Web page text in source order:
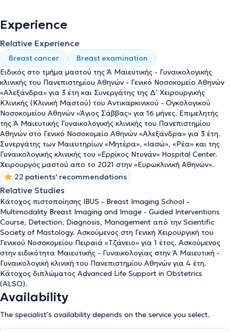
Μαιευτική - Γυναικολογική κλινική του Πανεπιστημίου Αθηνών στο
Μαστού, στο ίδιο νοσοκομείο. Υπηρέτησε ως ειδικευμένος
χειρουργός μαστού στο τμήμα Μαστού της Α’ Μαιευτικής -
Γυναικολογικής κλινικής του Πανεπιστημίου Αθηνών. Διαθέτει
πιστοποίησηAdvanced Life Support in Obstetricsαπό την
American Academy of Family Physicians και πιστοποίησηIBUS -
Breast Imaging School - Multimodality Breast Imaging and Image-
Guided Interventions Course, Detection, Diagnosis, Management
από την Scientific Society of Mastology. Συμμετέχει ενεργά σε
πλήθος συνεδρίων και σεμιναρίων στα πλαίσια της συνεχούς
κατάρτισης και έχει πραγματοποιήσει αρκετές επιστημονικές
δημοσιεύσεις. Ο γιατρός διαθέτει σημαντική εμπειρία στην
αντιμετώπιση παθήσεων μαστού και γυναικολογικών παθήσεων
και δίνεται ιδιαίτερη έμφαση στην άσκηση της ιατρικής βάσει
τελευταίων κατευθυντήριων οδηγιών και σύγχρονων
θεραπευτικών πρωτοκόλλων (“evidence based medicine”).
Συνεργάζεται μετα μαιευτήρια «Μητέρα», «Ιασώ», «Ρέα», καθώς
και το νοσοκομείο «Ερρίκος Ντυνάν». Είναι χειρουργός μαστού
του τμήματος Μαστού της «Ευρωκλινικής Αθηνών».Τέλος, είναι
μέλος της Ελληνικής Μαιευτικής - Γυναικολογικής Εταιρείας, της
Ελληνικής Χειρουργικής Εταιρείας Μαστού, της Ελληνικής
Γυναικολογικής Εταιρείας Παθήσεων Μαστού και της Ελληνικής
Εταιρείας Περιγεννητικής Ιατρικής και εκλεγμένο μέλος του
Πειθαρχικού Συμβουλίου της Ελληνικής Γυναικολογικής Εταιρείας
Παθήσεων Μαστού από το 2018.
Experience
Relative Experience
Breast cancer
Breast examination
Ειδικός στο τμήμα μαστού της Ά Μαιευτικής - Γυναικολογικής
κλινικής του Πανεπιστημίου Αθηνών - Γενικό Νοσοκομείο Αθηνών
«Αλεξάνδρα» για 3 έτη και Συνεργάτης της Δ’ Χειρουργικής
Κλινικής (Κλινική Μαστού) του Αντικαρκινικού - Ογκολογικού
Νοσοκομείου Αθηνών «Άγιος Σάββας» για 16 μήνες. Επιμελητής
της Ά Μαιευτικής Γυναικολογικής κλινικής του Πανεπιστημίου
Αθηνών στο Γενικό Νοσοκομείο Αθηνών «Αλεξάνδρα» για 3 έτη.
Συνεργάτης των Μαιευτηρίων «Μητέρα», «Ιασώ», «Ρέα» και της
Γυναικολογικής κλινικής του «Ερρίκος Ντυνάν» Hospital Center.
Χειρουργός μαστού απο το 2021 στην «Ευρωκλινική Αθηνών».
22 patients' recommendations
Relative Studies
Κάτοχος πιστοποίησης IBUS - Breast Imaging School -
Multimodality Breast Imaging and Image - Guided Interventions
Course, Detection, Diagnosis, Management από την Scientific
Society of Mastology. Ασκούμενος στη Γενική Χειρουργική του
Γενικού Νοσοκομείου Πειραιά «Τζάνειο» για 1 έτος. Ασκούμενος
στην ειδικότητα Μαιευτικής - Γυναικολογίας στην Ά Μαιευτική -
Γυναικολογική κλινική του Πανεπιστημίου Αθηνών για 4 έτη.
Κάτοχος διπλώματος Advanced Life Support in Obstetrics
(ALSO).
Availability
The specialist's availability depends on the service you select.